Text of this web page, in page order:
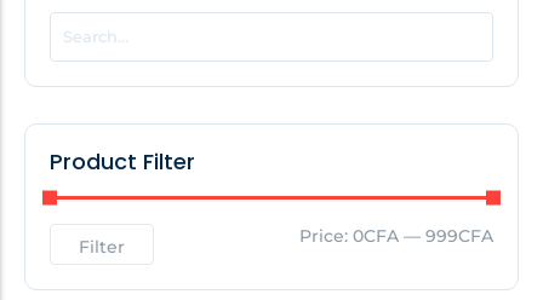
POPULAR THIS WEEK
No Posts Found!
No Posts Found!
Product Filter
Filter Price: 0CFA — 999CFA